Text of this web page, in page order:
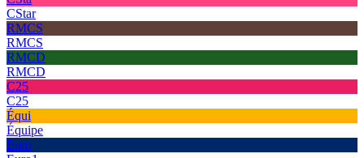
CStar
RMCS
RMCS
RMCD
RMCD
C25
C25
Équi
Équipe
Euro